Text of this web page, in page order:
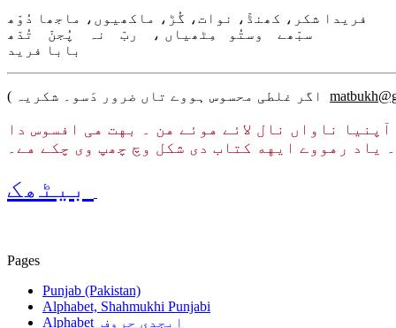
فریدا شکر، کھنڈّ، نوات، گُڑ، ماکھیوں، ماجھا دُوّھ
سبّھے وستُو مِٹھیاں ، ربّ نہ پُجنّ تُدّھ
بابا فرید
ناواں نال لائے هوئے هن ۔ بهت هی افسوس دا
یاد رهووے ایهه کتاب دی شکل وچ چھپ وی چکے هے۔
Pages
Punjab (Pakistan)
Alphabet, Shahmukhi Punjabi
Alphabet ابجدی حروف